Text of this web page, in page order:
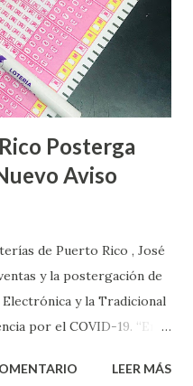
Posterga
Aviso
de Puerto Rico , José
y la postergación de
y la Tradicional
por el COVID-19. “En
vendedores y
LEER MÁS